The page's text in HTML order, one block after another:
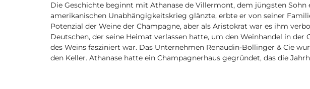
Die Geschichte beginnt mit Athanase de Villermont, dem jüngsten
amerikanischen Unabhängigkeitskrieg glänzte, erbte er von seiner
Potenzial der Weine der Champagne, aber als Aristokrat war es ihm
Deutschen, der seine Heimat verlassen hatte, um den Weinhandel in
des Weins fasziniert war. Das Unternehmen Renaudin-Bollinger & Cie
den Keller. Athanase hatte ein Champagnerhaus gegründet, das die